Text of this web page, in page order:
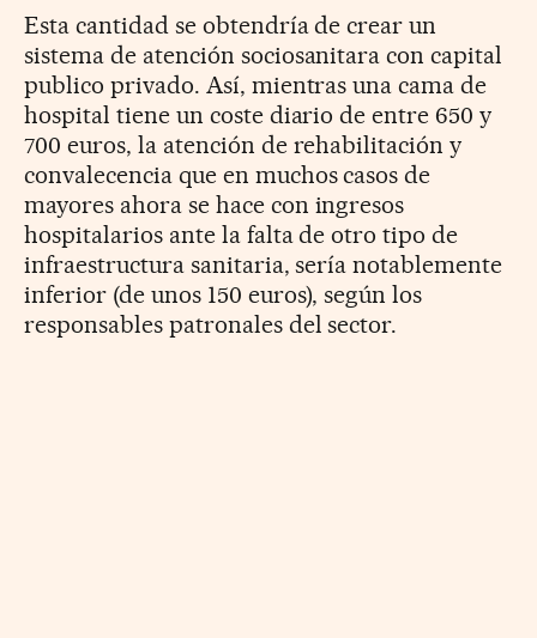
Esta cantidad se obtendría de crear un
sistema de atención sociosanitara con capital
publico privado. Así, mientras una cama de
hospital tiene un coste diario de entre 650 y
700 euros, la atención de rehabilitación y
convalecencia que en muchos casos de
mayores ahora se hace con ingresos
hospitalarios ante la falta de otro tipo de
infraestructura sanitaria, sería notablemente
inferior (de unos 150 euros), según los
responsables patronales del sector.